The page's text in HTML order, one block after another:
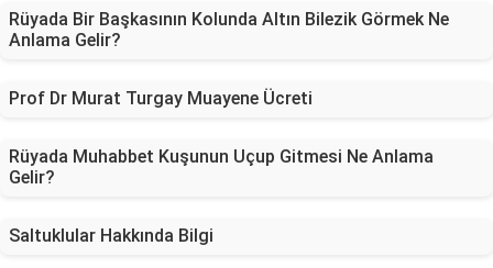
Rüyada Bir Başkasının Kolunda Altın Bilezik Görmek Ne
Anlama Gelir?
Prof Dr Murat Turgay Muayene Ücreti
Rüyada Muhabbet Kuşunun Uçup Gitmesi Ne Anlama
Gelir?
Saltuklular Hakkında Bilgi